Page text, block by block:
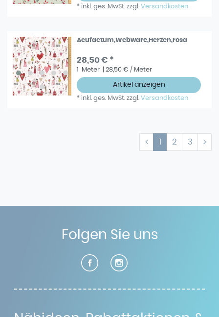
* inkl. ges. MwSt. zzgl.Versandkosten
Acufactum,Webware,Herzen,rosa
28,50 € *
1 Meter | 28,50 € / Meter
Artikel anzeigen
* inkl. ges. MwSt. zzgl.Versandkosten
2 3
Folgen Sie uns